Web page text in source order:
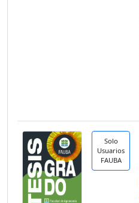
Solo
Usuarios
FAUBA